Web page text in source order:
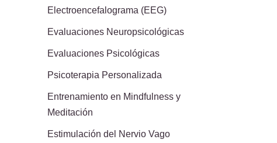
Electroencefalograma (EEG)
Evaluaciones Neuropsicológicas
Evaluaciones Psicológicas
Psicoterapia Personalizada
Entrenamiento en Mindfulness y
Meditación
Estimulación del Nervio Vago